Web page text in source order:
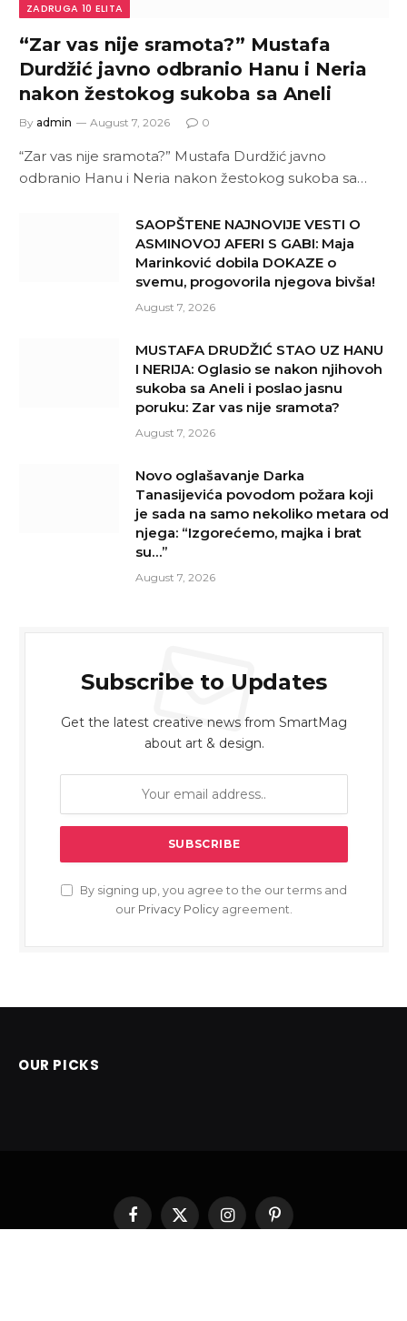
ZADRUGA 10 ELITA
“Zar vas nije sramota?” Mustafa
Durdžić javno odbranio Hanu i Neria
nakon žestokog sukoba sa Aneli
By admin August 7, 2026 0
“Zar vas nije sramota?” Mustafa Durdžić javno
odbranio Hanu i Neria nakon žestokog sukoba sa…
SAOPŠTENE NAJNOVIJE VESTI O
ASMINOVOJ AFERI S GABI: Maja
Marinković dobila DOKAZE o
svemu, progovorila njegova bivša!
August 7, 2026
MUSTAFA DRUDŽIĆ STAO UZ HANU
I NERIJA: Oglasio se nakon njihovoh
sukoba sa Aneli i poslao jasnu
poruku: Zar vas nije sramota?
August 7, 2026
Novo oglašavanje Darka
Tanasijevića povodom požara koji
je sada na samo nekoliko metara od
njega: “Izgorećemo, majka i brat
su…”
August 7, 2026
Subscribe to Updates
Get the latest creative news from SmartMag
about art & design.
By signing up, you agree to the our terms and
our Privacy Policy agreement.
OUR PICKS
Facebook
X
InstagramPinterest